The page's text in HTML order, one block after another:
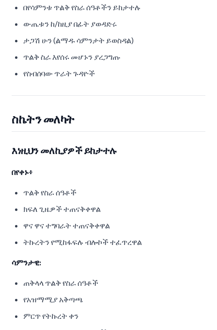
በየሳምንቱ ጥልቅ የስራ ሰዓቶችን ይከታተሉ
ውጤቱን ከ/ከዚያ በፊት ያወዳድሩ
ታጋሽ ሁን (ልማዱ ሳምንታት ይወስዳል)
ጥልቅ ስራ እየሰሩ መሆኑን ያረጋግጡ
የስብሰባው ጥራት ጉዳዮች
ስኬትን መለካት
እነዚህን መለኪያዎች ይከታተሉ
በየቀኑ፥
ጥልቅ የስራ ሰዓቶች
ክፍለ ጊዜዎች ተጠናቅቀዋል
ዋና ዋና ተግባራት ተጠናቅቀዋል
ትኩረትን የሚከፋፍሉ ብሎኮች ተፈጥረዋል
ሳምንታዊ:
ጠቅላላ ጥልቅ የስራ ሰዓቶች
የአዝማሚያ አቅጣጫ
ምርጥ የትኩረት ቀን